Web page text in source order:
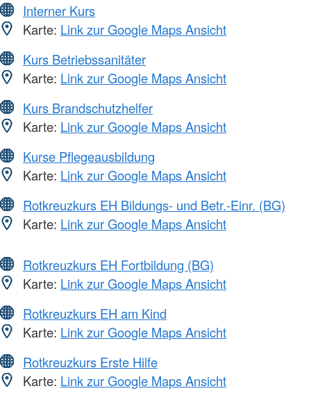
Interner Kurs
Karte: Link zur Google Maps Ansicht
Kurs Betriebssanitäter
Karte: Link zur Google Maps Ansicht
Kurs Brandschutzhelfer
Karte: Link zur Google Maps Ansicht
Kurse Pflegeausbildung
Karte: Link zur Google Maps Ansicht
Rotkreuzkurs EH Bildungs- und Betr.-Einr. (BG)
Karte: Link zur Google Maps Ansicht
Rotkreuzkurs EH Fortbildung (BG)
Karte: Link zur Google Maps Ansicht
Rotkreuzkurs EH am Kind
Karte: Link zur Google Maps Ansicht
Rotkreuzkurs Erste Hilfe
Karte: Link zur Google Maps Ansicht